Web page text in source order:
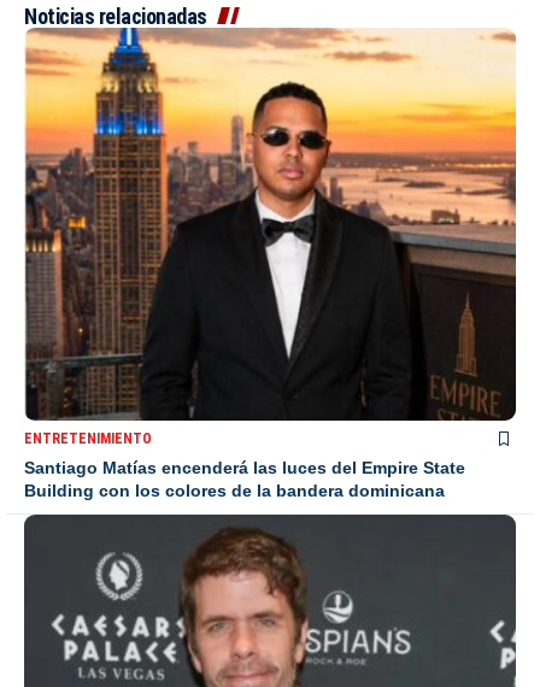
Noticias relacionadas
ENTRETENIMIENTO
Santiago Matías encenderá las luces del Empire State
Building con los colores de la bandera dominicana